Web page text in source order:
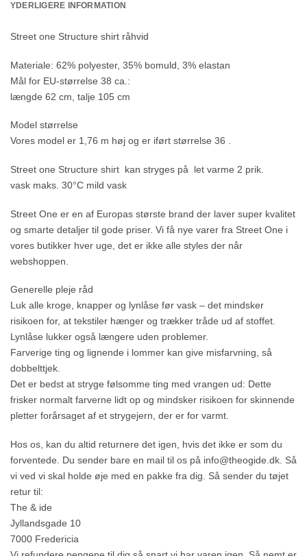
YDERLIGERE INFORMATION
Street one Structure shirt råhvid
Materiale: 62% polyester, 35% bomuld, 3% elastan
Mål for EU-størrelse 38 ca.:
længde 62 cm, talje 105 cm
Model størrelse
Vores model er 1,76 m høj og er iført størrelse 36 .
Street one Structure shirt kan stryges på let varme 2 prik.
vask maks. 30°C mild vask
Street One er en af Europas største brand der laver super kvalitet
og smarte detaljer til gode priser. Vi få nye varer fra Street One i
vores butikker hver uge, det er ikke alle styles der når
webshoppen.
Generelle pleje råd
Luk alle kroge, knapper og lynlåse før vask – det mindsker
risikoen for, at tekstiler hænger og trækker tråde ud af stoffet.
Lynlåse lukker også længere uden problemer.
Farverige ting og lignende i lommer kan give misfarvning, så
dobbelttjek.
Det er bedst at stryge følsomme ting med vrangen ud: Dette
frisker normalt farverne lidt op og mindsker risikoen for skinnende
pletter forårsaget af et strygejern, der er for varmt.
Hos os, kan du altid returnere det igen, hvis det ikke er som du
forventede. Du sender bare en mail til os på info@theogide.dk. Så
vi ved vi skal holde øje med en pakke fra dig. Så sender du tøjet
retur til:
The & ide
Jyllandsgade 10
7000 Fredericia